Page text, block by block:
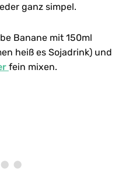
ganz simpel.
Banane mit 150ml
heiß es Sojadrink) und
fein mixen.